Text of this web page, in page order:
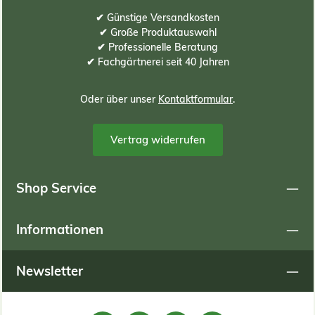
✔ Günstige Versandkosten
✔ Große Produktauswahl
✔ Professionelle Beratung
✔ Fachgärtnerei seit 40 Jahren
Oder über unser Kontaktformular.
Vertrag widerrufen
Shop Service
Informationen
Newsletter